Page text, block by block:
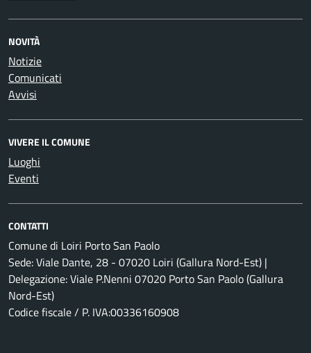
NOVITÀ
Notizie
Comunicati
Avvisi
VIVERE IL COMUNE
Luoghi
Eventi
CONTATTI
Comune di Loiri Porto San Paolo
Sede: Viale Dante, 28 - 07020 Loiri (Gallura Nord-Est) |
Delegazione: Viale P.Nenni 07020 Porto San Paolo (Gallura
Nord-Est)
Codice fiscale / P. IVA:00336160908